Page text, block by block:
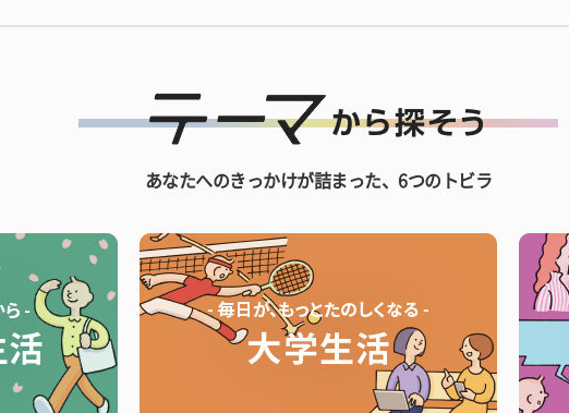
あなたへのきっかけが詰まった、6つのトビラ